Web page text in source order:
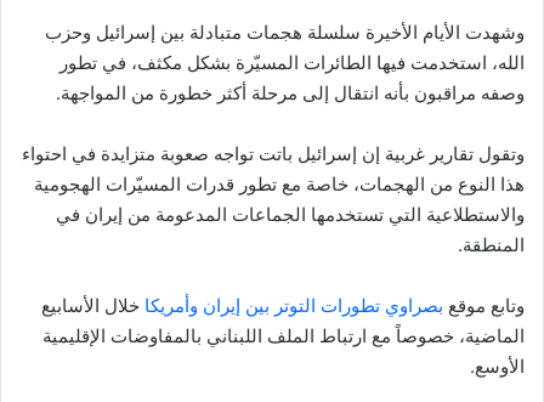
وشهدت الأيام الأخيرة سلسلة هجمات متبادلة بين إسرائيل وحزب
الله، استخدمت فيها الطائرات المسيّرة بشكل مكثف، في تطور
وصفه مراقبون بأنه انتقال إلى مرحلة أكثر خطورة من المواجهة.
وتقول تقارير غربية إن إسرائيل باتت تواجه صعوبة متزايدة في احتواء
هذا النوع من الهجمات، خاصة مع تطور قدرات المسيّرات الهجومية
والاستطلاعية التي تستخدمها الجماعات المدعومة من إيران في
المنطقة.
وتابع موقع بصراوي تطورات التوتر بين إيران وأمريكا خلال الأسابيع
الماضية، خصوصاً مع ارتباط الملف اللبناني بالمفاوضات الإقليمية
الأوسع.